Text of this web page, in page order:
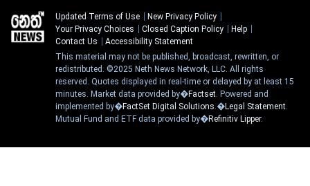
Updated Terms of Use
New Privacy Policy
Your Privacy Choices
Closed Caption Policy
Help
Contact Us
Accessibility Statement
This material may not be published, broadcast, rewritten, or
redistributed. ©2025 Neth News Network, LLC. All rights
reserved. Quotes displayed in real-time or delayed by at least 15
minutes. Market data provided by�Factset. Powered and
implemented by�FactSet Digital Solutions.�Legal Statement.
Mutual Fund and ETF data provided by�Refinitiv Lipper.